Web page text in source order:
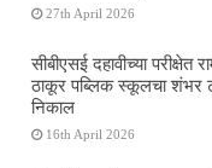
27th April 2026
सीबीएसई दहावीच्या परीक्षेत
ठाकूर पब्लिक स्कूलचा शंभर
निकाल
16th April 2026